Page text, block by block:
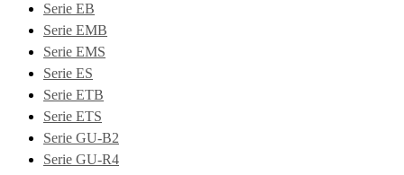
Serie EB
Serie EMB
Serie EMS
Serie ES
Serie ETB
Serie ETS
Serie GU-B2
Serie GU-R4